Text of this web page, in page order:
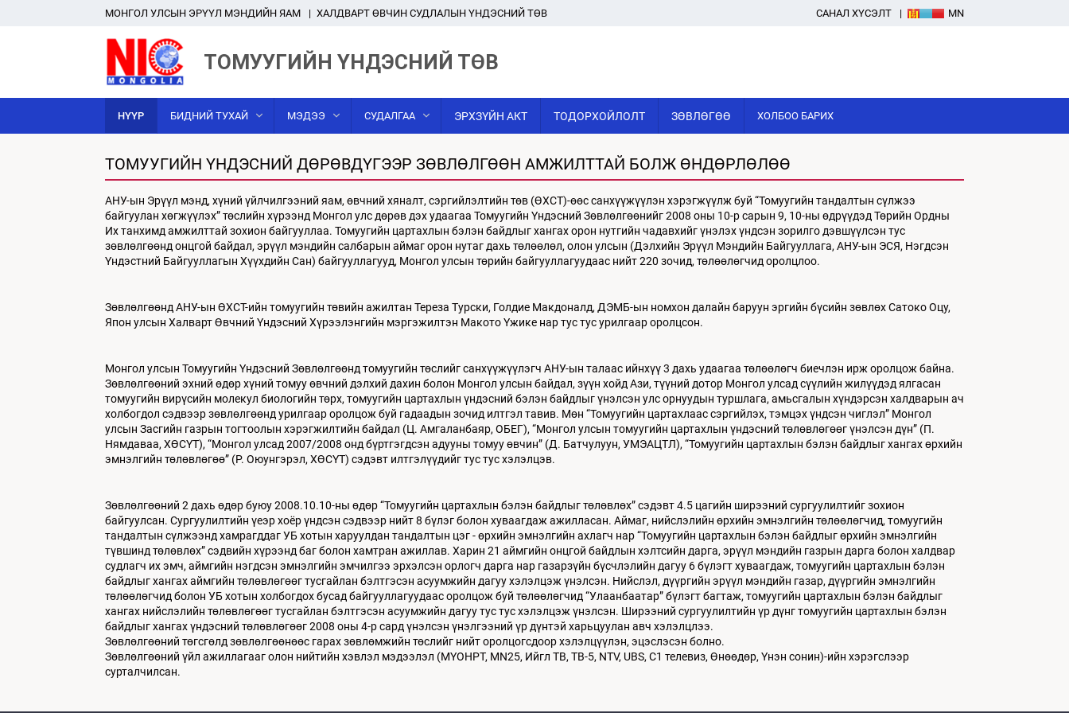
MОНГОЛ УЛСЫН ЭРҮҮЛ МЭНДИЙН ЯАМ ХАЛДВАРТ ӨВЧИН СУДЛАЛЫН ҮНДЭСНИЙ ТӨВ САНАЛ ХҮСЭЛТ MN
ТОМУУГИЙН ҮНДЭСНИЙ ТӨВ
НҮҮР БИДНИЙ ТУХАЙ МЭДЭЭ СУДАЛГАА ЭРХЗҮЙН АКТ ТОДОРХОЙЛОЛТ ЗӨВЛӨГӨӨ ХОЛБОО БАРИХ
ТОМУУГИЙН ҮНДЭСНИЙ ДӨРӨВДҮГЭЭР ЗӨВЛӨЛГӨӨН АМЖИЛТТАЙ БОЛЖ ӨНДӨРЛӨЛӨӨ
АНУ-ын Эрүүл мэнд, хүний үйлчилгээний яам, өвчний хяналт, сэргийлэлтийн төв (ӨХСТ)-өөс санхүүжүүлэн хэрэгжүүлж буй “Томуугийн тандалтын сүлжээ
байгуулан хөгжүүлэх” төслийн хүрээнд Монгол улс дөрөв дэх удаагаа Томуугийн Үндэсний Зөвлөлгөөнийг 2008 оны 10-р сарын 9, 10-ны өдрүүдэд Төрийн Ордны
Их танхимд амжилттай зохион байгууллаа. Томуугийн цартахлын бэлэн байдлыг хангах орон нутгийн чадавхийг үнэлэх үндсэн зорилго дэвшүүлсэн тус
зөвлөлгөөнд онцгой байдал, эрүүл мэндийн салбарын аймаг орон нутаг дахь төлөөлөл, олон улсын (Дэлхийн Эрүүл Мэндийн Байгууллага, АНУ-ын ЭСЯ, Нэгдсэн
Үндэстний Байгууллагын Хүүхдийн Сан) байгууллагууд, Монгол улсын төрийн байгууллагуудаас нийт 220 зочид, төлөөлөгчид оролцлоо.
Зөвлөлгөөнд АНУ-ын ӨХСТ-ийн томуугийн төвийн ажилтан Тереза Турски, Голдие Макдоналд, ДЭМБ-ын номхон далайн баруун эргийн бүсийн зөвлөх Сатоко Оцу,
Япон улсын Халварт Өвчний Үндэсний Хүрээлэнгийн мэргэжилтэн Макото Үжике нар тус тус урилгаар оролцсон.
Монгол улсын Томуугийн Үндэсний Зөвлөлгөөнд томуугийн төслийг санхүүжүүлэгч АНУ-ын талаас ийнхүү 3 дахь удаагаа төлөөлөгч биечлэн ирж оролцож байна.
Зөвлөлгөөний эхний өдөр хүний томуу өвчний дэлхий дахин болон Монгол улсын байдал, зүүн хойд Ази, түүний дотор Монгол улсад сүүлийн жилүүдэд ялгасан
томуугийн вирүсийн молекул биологийн төрх, томуугийн цартахлын үндэсний бэлэн байдлыг үнэлсэн улс орнуудын туршлага, амьсгалын хүндэрсэн халдварын ач
холбогдол сэдвээр зөвлөлгөөнд урилгаар оролцож буй гадаадын зочид илтгэл тавив. Мөн “Томуугийн цартахлаас сэргийлэх, тэмцэх үндсэн чиглэл” Монгол
улсын Засгийн газрын тогтоолын хэрэгжилтийн байдал (Ц. Амгаланбаяр, ОБЕГ), “Монгол улсын томуугийн цартахлын үндэсний төлөвлөгөөг үнэлсэн дүн” (П.
Нямдаваа, ХӨСҮТ), “Монгол улсад 2007/2008 онд бүртгэгдсэн адууны томуу өвчин” (Д. Батчулуун, УМЭАЦТЛ), “Томуугийн цартахлын бэлэн байдлыг хангах өрхийн
эмнэлгийн төлөвлөгөө” (Р. Оюунгэрэл, ХӨСҮТ) сэдэвт илтгэлүүдийг тус тус хэлэлцэв.
Зөвлөлгөөний 2 дахь өдөр буюу 2008.10.10-ны өдөр “Томуугийн цартахлын бэлэн байдлыг төлөвлөх” сэдэвт 4.5 цагийн ширээний сургуулилтийг зохион
байгуулсан. Сургуулилтийн үеэр хоёр үндсэн сэдвээр нийт 8 бүлэг болон хуваагдаж ажилласан. Аймаг, нийслэлийн өрхийн эмнэлгийн төлөөлөгчид, томуугийн
тандалтын сүлжээнд хамрагддаг УБ хотын харуулдан тандалтын цэг - өрхийн эмнэлгийн ахлагч нар “Томуугийн цартахлын бэлэн байдлыг өрхийн эмнэлгийн
түвшинд төлөвлөх” сэдвийн хүрээнд баг болон хамтран ажиллав. Харин 21 аймгийн онцгой байдлын хэлтсийн дарга, эрүүл мэндийн газрын дарга болон халдвар
судлагч их эмч, аймгийн нэгдсэн эмнэлгийн эмчилгээ эрхэлсэн орлогч дарга нар газарзүйн бүсчлэлийн дагуу 6 бүлэгт хуваагдаж, томуугийн цартахлын бэлэн
байдлыг хангах аймгийн төлөвлөгөөг тусгайлан бэлтгэсэн асуумжийн дагуу хэлэлцэж үнэлсэн. Нийслэл, дүүргийн эрүүл мэндийн газар, дүүргийн эмнэлгийн
төлөөлөгчид болон УБ хотын холбогдох бусад байгууллагуудаас оролцож буй төлөөлөгчид “Улаанбаатар” бүлэгт багтаж, томуугийн цартахлын бэлэн байдлыг
хангах нийслэлийн төлөвлөгөөг тусгайлан бэлтгэсэн асуумжийн дагуу тус тус хэлэлцэж үнэлсэн. Ширээний сургуулилтийн үр дүнг томуугийн цартахлын бэлэн
байдлыг хангах үндэсний төлөвлөгөөг 2008 оны 4-р сард үнэлсэн үнэлгээний үр дүнтэй харьцуулан авч хэлэлцлээ.
Зөвлөлгөөний төгсгөлд зөвлөлгөөнөөс гарах зөвлөмжийн төслийг нийт оролцогсдоор хэлэлцүүлэн, эцэслэсэн болно.
Зөвлөлгөөний үйл ажиллагааг олон нийтийн хэвлэл мэдээлэл (МҮОНРТ, MN25, Ийгл ТВ, ТВ-5, NTV, UBS, C1 телевиз, Өнөөдөр, Үнэн сонин)-ийн хэрэгслээр
сурталчилсан.